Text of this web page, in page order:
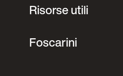
Risorse utili
Foscarini